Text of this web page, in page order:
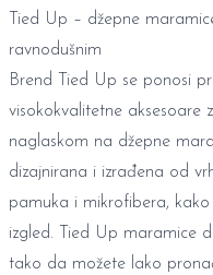
Tied Up – džepne
ravnodušnim
Brend Tied Up se ponosi
visokokvalitetne aksesoare
naglaskom na džepne
dizajnirana i izrađena od
pamuka i mikrofibera,
izgled. Tied Up maramice
tako da možete lako